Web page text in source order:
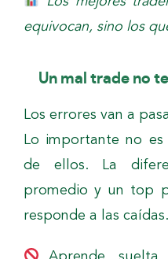
equivocan, sino los
Un mal trade no
Los errores van a
Lo importante no
de ellos. La
promedio y un top
responde a las caídas.